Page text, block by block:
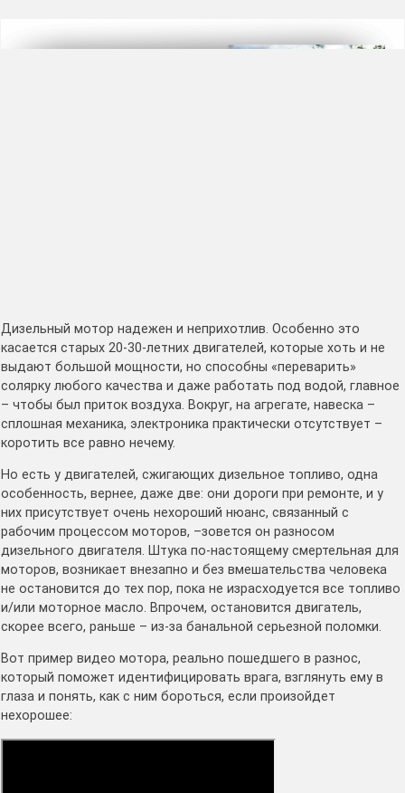
Дизельный мотор надежен и неприхотлив. Особенно это
касается старых 20-30-летних двигателей, которые хоть и не
выдают большой мощности, но способны «переварить»
солярку любого качества и даже работать под водой, главное
– чтобы был приток воздуха. Вокруг, на агрегате, навеска –
сплошная механика, электроника практически отсутствует –
коротить все равно нечему.
Но есть у двигателей, сжигающих дизельное топливо, одна
особенность, вернее, даже две: они дороги при ремонте, и у
них присутствует очень нехороший нюанс, связанный с
рабочим процессом моторов, –зовется он разносом
дизельного двигателя. Штука по-настоящему смертельная для
моторов, возникает внезапно и без вмешательства человека
не остановится до тех пор, пока не израсходуется все топливо
и/или моторное масло. Впрочем, остановится двигатель,
скорее всего, раньше – из-за банальной серьезной поломки.
Вот пример видео мотора, реально пошедшего в разнос,
который поможет идентифицировать врага, взглянуть ему в
глаза и понять, как с ним бороться, если произойдет
нехорошее: